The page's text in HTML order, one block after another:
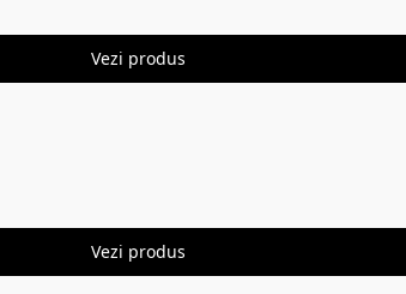
Vezi produs
Vezi produs